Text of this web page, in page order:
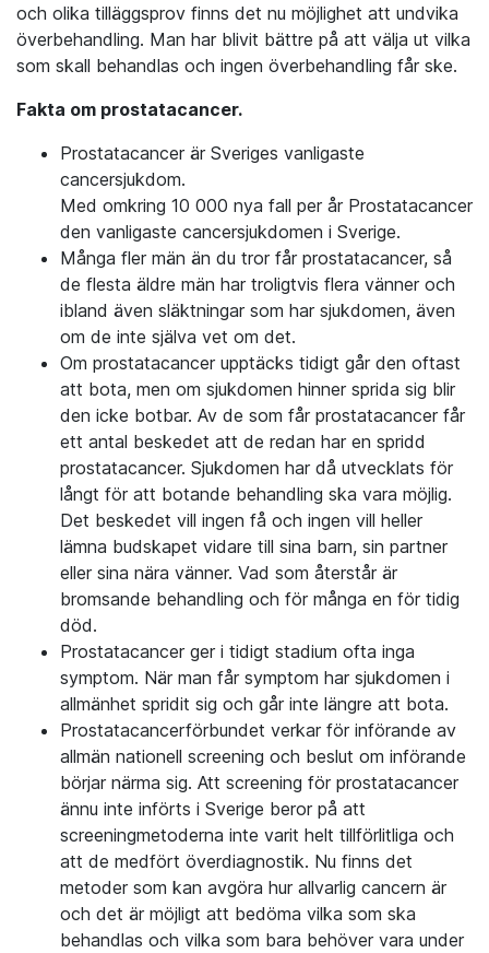
och olika tilläggsprov finns det nu möjlighet att undvika
överbehandling. Man har blivit bättre på att välja ut vilka
som skall behandlas och ingen överbehandling får ske.
Fakta om prostatacancer.
Prostatacancer är Sveriges vanligaste
cancersjukdom.
Med omkring 10 000 nya fall per år Prostatacancer
den vanligaste cancersjukdomen i Sverige.
Många fler män än du tror får prostatacancer, så
de flesta äldre män har troligtvis flera vänner och
ibland även släktningar som har sjukdomen, även
om de inte själva vet om det.
Om prostatacancer upptäcks tidigt går den oftast
att bota, men om sjukdomen hinner sprida sig blir
den icke botbar. Av de som får prostatacancer får
ett antal beskedet att de redan har en spridd
prostatacancer. Sjukdomen har då utvecklats för
långt för att botande behandling ska vara möjlig.
Det beskedet vill ingen få och ingen vill heller
lämna budskapet vidare till sina barn, sin partner
eller sina nära vänner. Vad som återstår är
bromsande behandling och för många en för tidig
död.
Prostatacancer ger i tidigt stadium ofta inga
symptom. När man får symptom har sjukdomen i
allmänhet spridit sig och går inte längre att bota.
Prostatacancerförbundet verkar för införande av
allmän nationell screening och beslut om införande
börjar närma sig. Att screening för prostatacancer
ännu inte införts i Sverige beror på att
screeningmetoderna inte varit helt tillförlitliga och
att de medfört överdiagnostik. Nu finns det
metoder som kan avgöra hur allvarlig cancern är
och det är möjligt att bedöma vilka som ska
behandlas och vilka som bara behöver vara under